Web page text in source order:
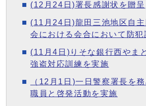
(12月24日)署長感謝状を贈呈
(11月24日)龍田三池地区自
会における会合において防犯
(11月4日)りそな銀行西やま
強盗対応訓練を実施
（12月1日)一日警察署長を
職員と啓発活動を実施